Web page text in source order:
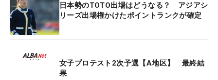
日本勢のTOTO出場はどうなる？ アジアシ
リーズ出場権かけたポイントランクが確定
女子プロテスト2次予選【A地区】 最終結
果